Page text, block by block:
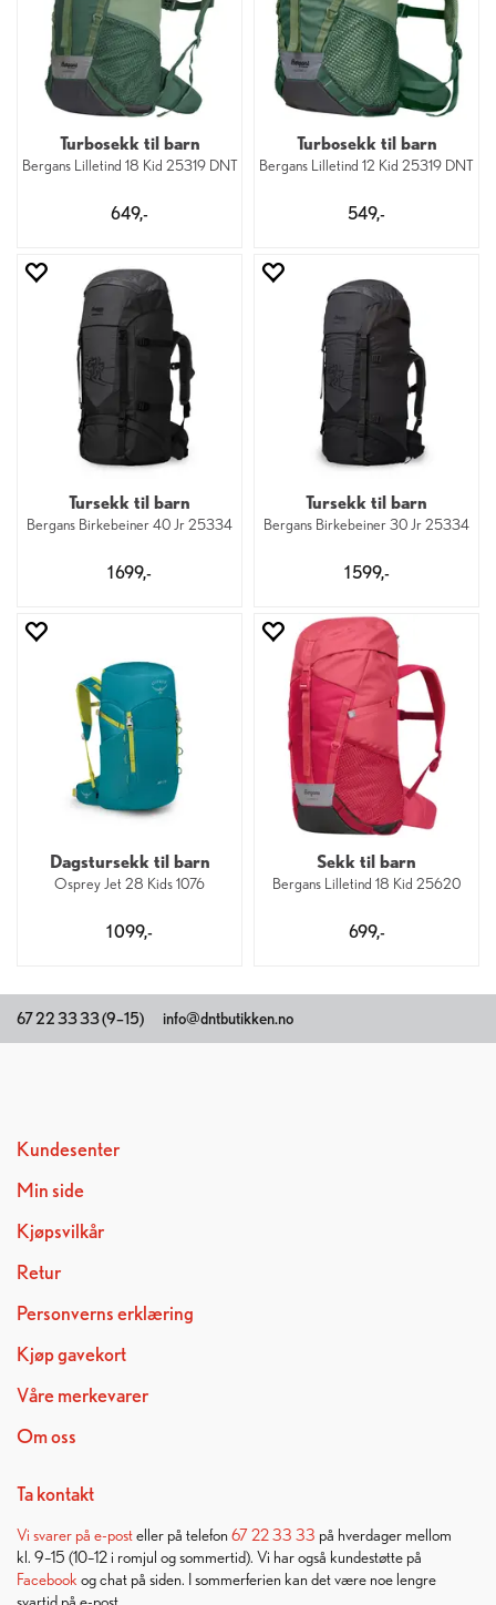
Turbosekk til barn
Bergans Lilletind 18 Kid 25319 DNT
649,-
Turbosekk til barn
Bergans Lilletind 12 Kid 25319 DNT
549,-
Tursekk til barn
Bergans Birkebeiner 40 Jr 25334
1 699,-
Tursekk til barn
Bergans Birkebeiner 30 Jr 25334
1 599,-
Dagstursekk til barn
Osprey Jet 28 Kids 1076
1 099,-
Sekk til barn
Bergans Lilletind 18 Kid 25620
699,-
67 22 33 33 (9–15) info@dntbutikken.no
Kundesenter
Min side
Kjøpsvilkår
Retur
Personverns erklæring
Kjøp gavekort
Våre merkevarer
Om oss
Ta kontakt
Vi svarer på e-posteller på telefon 67 22 33 33 på hverdager mellom
kl. 9–15 (10–12 i romjul og sommertid). Vi har også kundestøtte på
Facebook og chat på siden. I sommerferien kan det være noe lengre